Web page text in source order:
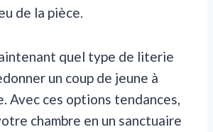
de la pièce.
quel type de literie
un coup de jeune à
Avec ces options tendances,
chambre en un sanctuaire